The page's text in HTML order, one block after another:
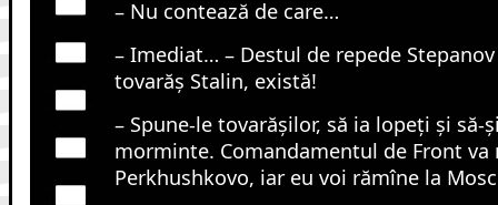
– Nu contează de care…
– Imediat… – Destul de repede
tovarăș Stalin, există!
– Spune-le tovarășilor, să ia lopeți și să-
morminte. Comandamentul de Front va
Perkhushkovo, iar eu voi rămîne la